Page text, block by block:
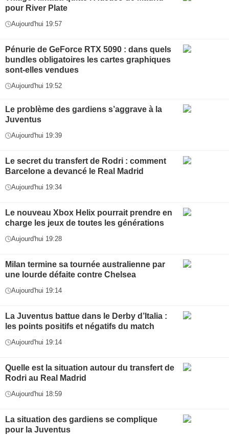
pour River Plate
Aujourd'hui 19:57
Pénurie de GeForce RTX 5090 : dans quels
bundles obligatoires les cartes graphiques
sont-elles vendues
Aujourd'hui 19:52
Le problème des gardiens s’aggrave à la
Juventus
Aujourd'hui 19:39
Le secret du transfert de Rodri : comment
Barcelone a devancé le Real Madrid
Aujourd'hui 19:34
Le nouveau Xbox Helix pourrait prendre en
charge les jeux de toutes les générations
Aujourd'hui 19:28
Milan termine sa tournée australienne par
une lourde défaite contre Chelsea
Aujourd'hui 19:14
La Juventus battue dans le Derby d’Italia :
les points positifs et négatifs du match
Aujourd'hui 19:14
Quelle est la situation autour du transfert de
Rodri au Real Madrid
Aujourd'hui 18:59
La situation des gardiens se complique
pour la Juventus